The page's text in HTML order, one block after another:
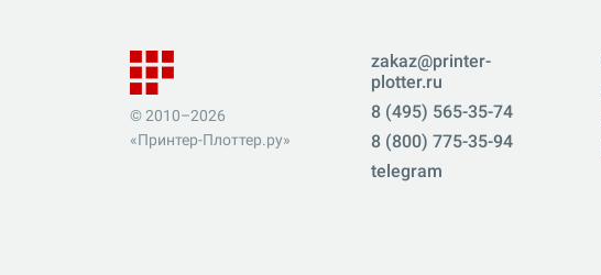
© 2010–2026
«Принтер-Плоттер.ру»
zakaz@printer-
plotter.ru
8 (495) 565-35-74
8 (800) 775-35-94
telegram